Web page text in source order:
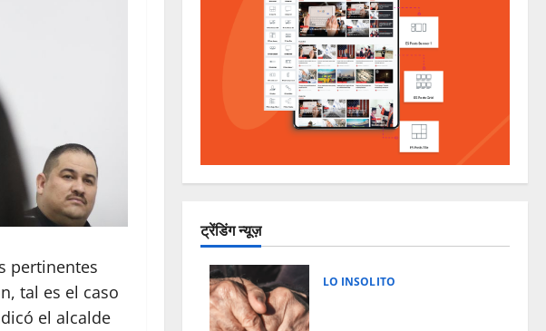
pertinentes
tal es el caso
el alcalde
ट्रेंडिंग न्यूज़
LO INSOLITO